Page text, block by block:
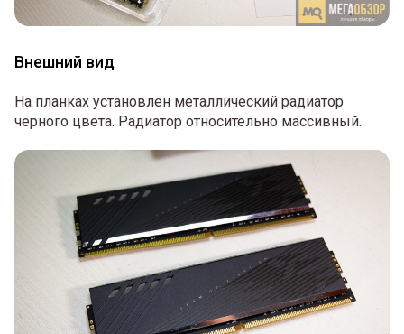
Внешний вид
На планках установлен металлический радиатор
черного цвета. Радиатор относительно массивный.